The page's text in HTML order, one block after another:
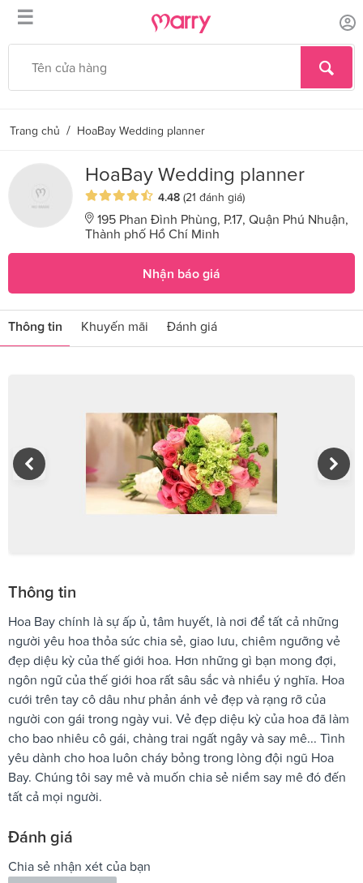
☰
Trang chủ / HoaBay Wedding planner
HoaBay Wedding planner
4.48 (21 đánh giá)
195 Phan Đình Phùng, P.17, Quận Phú Nhuận,
Thành phố Hồ Chí Minh
Nhận báo giá
Thông tin Khuyến mãi Đánh giá
Thông tin
Hoa Bay chính là sự ấp ủ, tâm huyết, là nơi để tất cả những
người yêu hoa thỏa sức chia sẻ, giao lưu, chiêm ngưỡng vẻ
đẹp diệu kỳ của thế giới hoa. Hơn những gì bạn mong đợi,
ngôn ngữ của thế giới hoa rất sâu sắc và nhiều ý nghĩa. Hoa
cưới trên tay cô dâu như phản ánh vẻ đẹp và rạng rỡ của
người con gái trong ngày vui. Vẻ đẹp diệu kỳ của hoa đã làm
cho bao nhiêu cô gái, chàng trai ngất ngây và say mê... Tình
yêu dành cho hoa luôn cháy bỏng trong lòng đội ngũ Hoa
Bay. Chúng tôi say mê và muốn chia sẻ niềm say mê đó đến
tất cả mọi người.
Đánh giá
Chia sẻ nhận xét của bạn